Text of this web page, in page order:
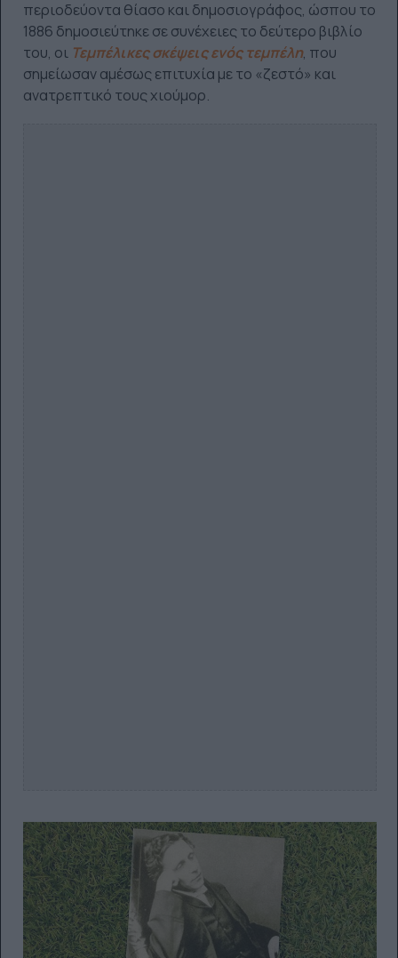
περιοδεύοντα θίασο και δημοσιογράφος, ώσπου το
1886 δημοσιεύτηκε σε συνέχειες το δεύτερο βιβλίο
του, οι Τεμπέλικες σκέψεις ενός τεμπέλη, που
σημείωσαν αμέσως επιτυχία με το «ζεστό» και
ανατρεπτικό τους χιούμορ.